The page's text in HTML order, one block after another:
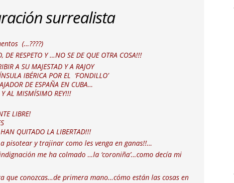
surrealista
(…????)
DE RESPETO Y …NO SE DE QUE OTRA COSA!!!
A SU MAJESTAD Y A RAJOY
IBÉRICA POR EL ‘FONDILLO’
DE ESPAÑA EN CUBA…
AL MISMÍSIMO REY!!!
LIBRE!
QUITADO LA LIBERTAD!!!
pisotear y trajinar como les venga en ganas!!…
me ha colmado …la ‘coroniña’…como decía mi
que conozcas…de primera mano…cómo están las cosas en